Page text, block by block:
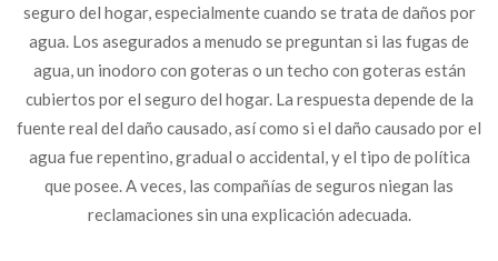
seguro del hogar, especialmente cuando se trata de daños por
agua. Los asegurados a menudo se preguntan si las fugas de
agua, un inodoro con goteras o un techo con goteras están
cubiertos por el seguro del hogar. La respuesta depende de la
fuente real del daño causado, así como si el daño causado por el
agua fue repentino, gradual o accidental, y el tipo de política
que posee. A veces, las compañías de seguros niegan las
reclamaciones sin una explicación adecuada.